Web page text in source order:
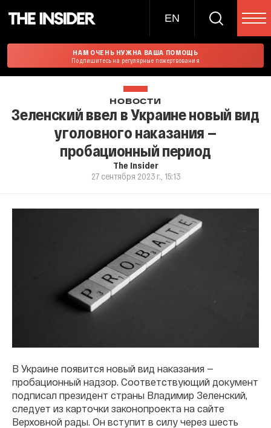
EN
НАМ ОЧЕНЬ НУЖНА ВАША ПОМОЩЬ
Подпишитесь на регулярные пожертвования
НОВОСТИ
Зеленский ввел в Украине новый вид
уголовного наказания —
пробационный период
The Insider
27 сентября 2023 г., 15:13
В Украине появится новый вид наказания —
пробационный надзор. Соответствующий документ
подписал президент страны Владимир Зеленский,
следует из карточки законопроекта на сайте
Верховной рады. Он вступит в силу через шесть